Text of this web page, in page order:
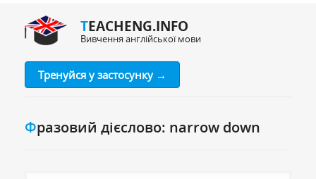
TEACHENG.INFO
Вивчення англійської мови
Тренуйся у застосунку →
Фразовий дієслово: narrow down